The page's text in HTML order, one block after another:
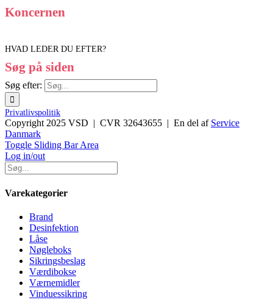
Koncernen
HVAD LEDER DU EFTER?
Søg på siden
Søg efter:
Privatlivspolitik
Copyright 2025 VSD | CVR 32643655 | En del af Service
Danmark
Toggle Sliding Bar Area
Log in/out
Varekategorier
Brand
Desinfektion
Låse
Nøgleboks
Sikringsbeslag
Værdibokse
Værnemidler
Vinduessikring